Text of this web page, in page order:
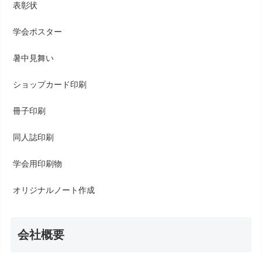
表彰状
学会ポスター
暑中見舞い
ショップカード印刷
冊子印刷
同人誌印刷
学会用印刷物
オリジナルノート作成
会社概要